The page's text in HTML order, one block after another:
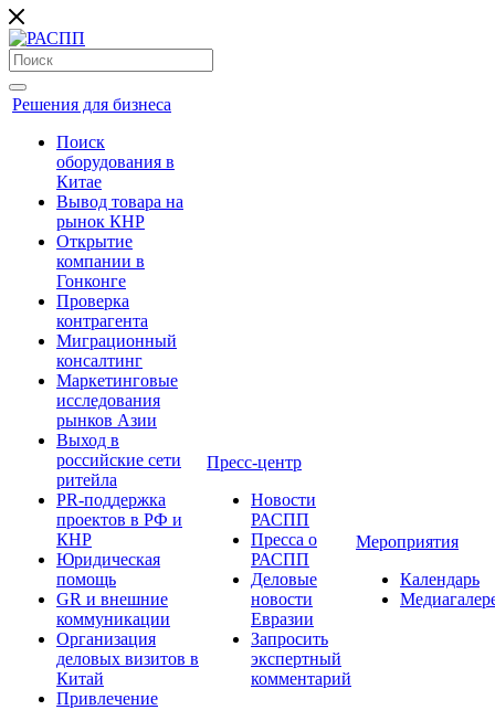
Решения для бизнеса
Поиск
оборудования в
Китае
Вывод товара на
рынок КНР
Открытие
компании в
Гонконге
Проверка
контрагента
Миграционный
консалтинг
Маркетинговые
исследования
рынков Азии
Выход в
российские сети
ритейла
PR-поддержка
проектов в РФ и
КНР
Юридическая
помощь
GR и внешние
коммуникации
Организация
деловых визитов в
Китай
Привлечение
Пресс-центр
Новости
РАСПП
Пресса о
РАСПП
Деловые
новости
Евразии
Запросить
экспертный
комментарий
Мероприятия
Календарь